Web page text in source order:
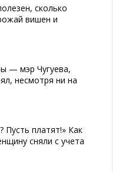
сколько
вишен и
— мэр Чугуева,
несмотря ни на
Пусть платят!» Как
сняли с учета